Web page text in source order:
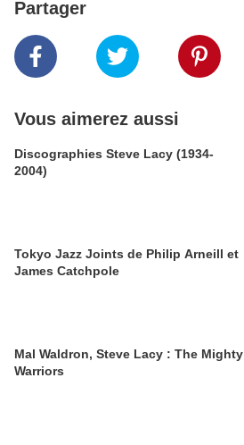
Partager
Vous aimerez aussi
Discographies Steve Lacy (1934-
2004)
Tokyo Jazz Joints de Philip Arneill et
James Catchpole
Mal Waldron, Steve Lacy : The Mighty
Warriors